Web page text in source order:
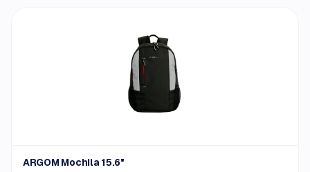
ARGOM Mochila 15.6"